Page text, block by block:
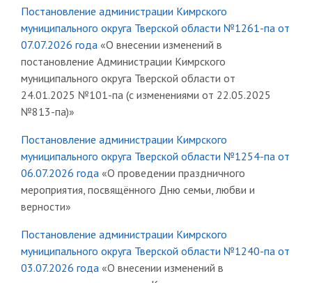
Постановление администрации Кимрского
муниципального округа Тверской области №1261-па от
07.07.2026 года «О внесении изменений в
постановление Администрации Кимрского
муниципального округа Тверской области от
24.01.2025 №101-па (с изменениями от 22.05.2025
№813-па)»
Постановление администрации Кимрского
муниципального округа Тверской области №1254-па от
06.07.2026 года «О проведении праздничного
мероприятия, посвящённого Дню семьи, любви и
верности»
Постановление администрации Кимрского
муниципального округа Тверской области №1240-па от
03.07.2026 года «О внесении изменений в